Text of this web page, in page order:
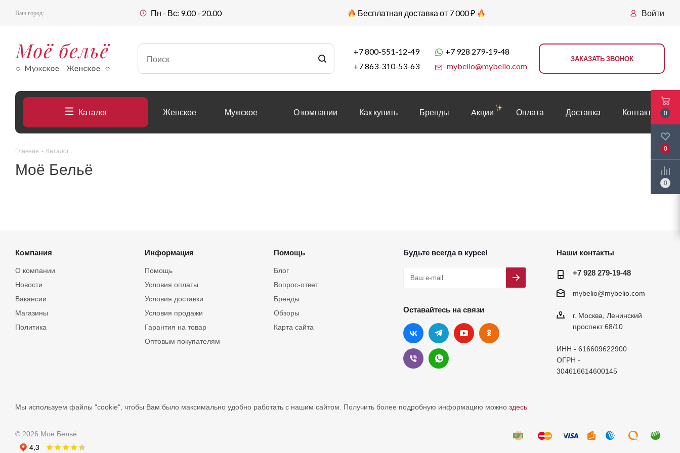
Ваш город: Пн - Вс: 9.00 - 20.00 Бесплатная доставка от 7 000 ₽ Войти
+7 800-551-12-49
+7 863-310-53-63
+7 928 279-19-48
mybelio@mybelio.com
ЗАКАЗАТЬ ЗВОНОК
Каталог Женское Мужское О компании Как купить Бренды Aкции Оплата Доставка Контакты
Главная - Каталог
Моё Бельё
Компания
О компании
Новости
Вакансии
Магазины
Политика
Информация
Помощь
Условия оплаты
Условия доставки
Условия продажи
Гарантия на товар
Оптовым покупателям
Помощь
Блог
Вопрос-ответ
Бренды
Обзоры
Карта сайта
Будьте всегда в курсе!
Оставайтесь на связи
Наши контакты
+7 928 279-19-48
mybelio@mybelio.com
г. Москва, Ленинский
проспект 68/10
ИНН - 616609622900
ОГРН -
304616614600145
Мы используем файлы "cookie", чтобы Вам было максимально удобно работать с нашим сайтом. Получить более подробную информацию можно здесь
© 2026 Моё Бельё
0
0
0